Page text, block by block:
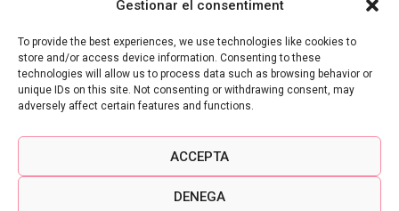
Gestionar el consentiment
To provide the best experiences, we use technologies like cookies to
store and/or access device information. Consenting to these
technologies will allow us to process data such as browsing behavior or
unique IDs on this site. Not consenting or withdrawing consent, may
adversely affect certain features and functions.
ACCEPTA
DENEGA